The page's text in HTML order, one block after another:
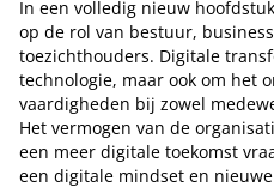
In een volledig nieuw
op de rol van bestuur,
toezichthouders. Digitale
technologie, maar ook om het
vaardigheden bij zowel
Het vermogen van de
een meer digitale toekomst
een digitale mindset en